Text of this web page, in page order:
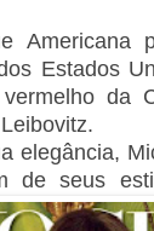
Americana
Estados
da
elegância,
seus